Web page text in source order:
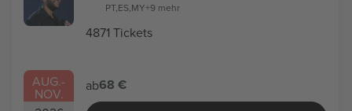
AUG.-
NOV.
PT,ES,MY+9 mehr
4871 Tickets
ab68 €